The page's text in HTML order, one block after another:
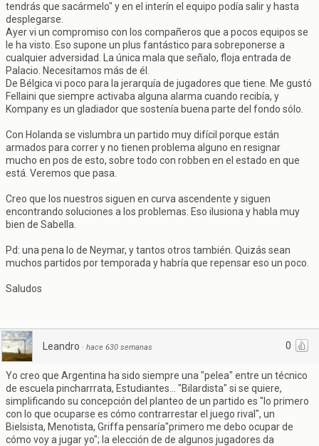
tendrás que sacármelo" y en el interín el equipo podía salir y hasta
desplegarse.
Ayer vi un compromiso con los compañeros que a pocos equipos se
le ha visto. Eso supone un plus fantástico para sobreponerse a
cualquier adversidad. La única mala que señalo, floja entrada de
Palacio. Necesitamos más de él.
De Bélgica vi poco para la jerarquía de jugadores que tiene. Me gustó
Fellaini que siempre activaba alguna alarma cuando recibía, y
Kompany es un gladiador que sostenía buena parte del fondo sólo.
Con Holanda se vislumbra un partido muy difícil porque están
armados para correr y no tienen problema alguno en resignar
mucho en pos de esto, sobre todo con robben en el estado en que
está. Veremos que pasa.
Creo que los nuestros siguen en curva ascendente y siguen
encontrando soluciones a los problemas. Eso ilusiona y habla muy
bien de Sabella.
Pd: una pena lo de Neymar, y tantos otros también. Quizás sean
muchos partidos por temporada y habría que repensar eso un poco.
Saludos
0
Leandro · hace 630 semanas
Yo creo que Argentina ha sido siempre una "pelea" entre un técnico
de escuela pincharrrata, Estudiantes... "Bilardista" si se quiere,
simplificando su concepción del planteo de un partido es "lo primero
con lo que ocuparse es cómo contrarrestar el juego rival", un
Bielsista, Menotista, Griffa pensaría"primero me debo ocupar de
cómo voy a jugar yo"; la elección de de algunos jugadores da